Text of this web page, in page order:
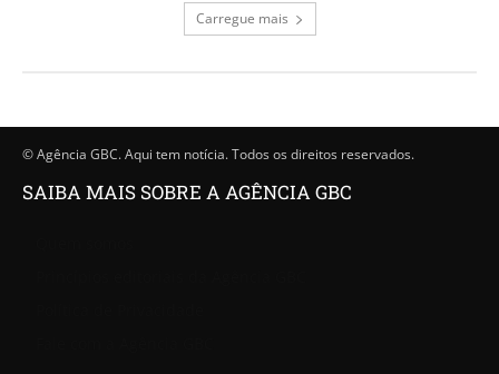
Carregue mais
© Agência GBC. Aqui tem notícia. Todos os direitos reservados.
SAIBA MAIS SOBRE A AGÊNCIA GBC